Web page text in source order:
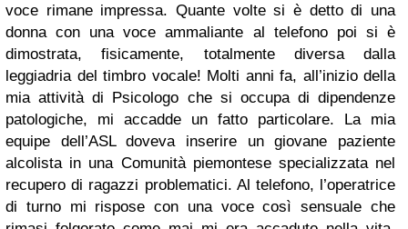
voce rimane impressa. Quante volte si è detto di una
donna con una voce ammaliante al telefono poi si è
dimostrata, fisicamente, totalmente diversa dalla
leggiadria del timbro vocale! Molti anni fa, all’inizio della
mia attività di Psicologo che si occupa di dipendenze
patologiche, mi accadde un fatto particolare. La mia
equipe dell’ASL doveva inserire un giovane paziente
alcolista in una Comunità piemontese specializzata nel
recupero di ragazzi problematici. Al telefono, l’operatrice
di turno mi rispose con una voce così sensuale che